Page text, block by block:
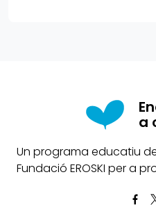
a
Un programa educatiu
Fundació EROSKI per a